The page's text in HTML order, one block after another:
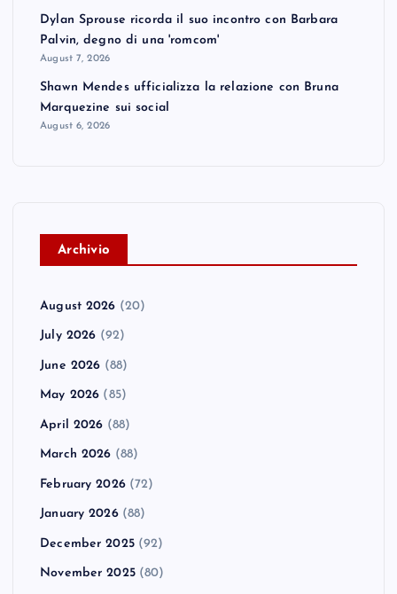
Dylan Sprouse ricorda il suo incontro con Barbara
Palvin, degno di una 'romcom'
August 7, 2026
Shawn Mendes ufficializza la relazione con Bruna
Marquezine sui social
August 6, 2026
Archivio
August 2026 (20)
July 2026 (92)
June 2026 (88)
May 2026 (85)
April 2026 (88)
March 2026 (88)
February 2026(72)
January 2026(88)
December 2025(92)
November 2025(80)